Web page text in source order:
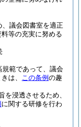
議会図書室を適正
等の充実に努める
規範であって、議会
は、
この条例の趣
を浸透させるため、
に関する研修を行わ